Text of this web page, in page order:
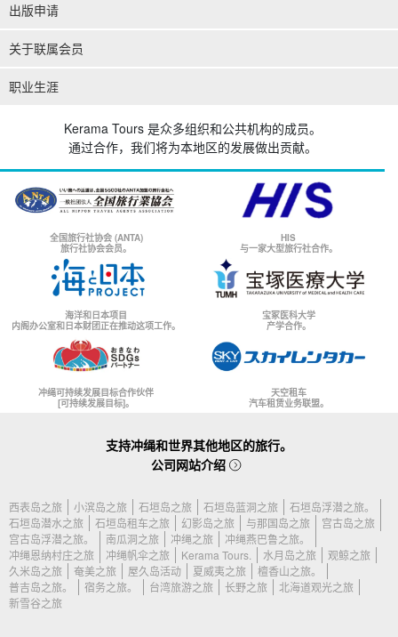
出版申请
关于联属会员
职业生涯
Kerama Tours 是众多组织和公共机构的成员。
通过合作，我们将为本地区的发展做出贡献。
全国旅行社协会 (ANTA)
旅行社协会会员。
HIS
与一家大型旅行社合作。
海洋和日本项目
内阁办公室和日本财团正在推动这项工作。
宝冢医科大学
产学合作。
冲绳可持续发展目标合作伙伴
[可持续发展目标]。
天空租车
汽车租赁业务联盟。
支持冲绳和世界其他地区的旅行。
公司网站介绍
西表岛之旅 小滨岛之旅 石垣岛之旅 石垣岛蓝洞之旅
石垣岛浮潜之旅。
石垣岛潜水之旅
石垣岛租车之旅 幻影岛之旅 与那国岛之旅
宫古岛之旅
宫古岛浮潜之旅。
南瓜洞之旅 冲绳之旅
冲绳燕巴鲁之旅。
冲绳恩纳村庄之旅
冲绳帆伞之旅 Kerama Tours. 水月岛之旅
观鲸之旅
久米岛之旅
奄美之旅 屋久岛活动 夏威夷之旅
檀香山之旅。
普吉岛之旅。
宿务之旅。 台湾旅游之旅 长野之旅
北海道观光之旅
新雪谷之旅